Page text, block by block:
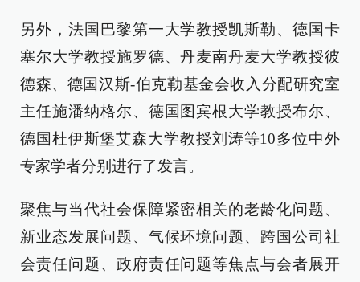
另外，法国巴黎第一大学教授凯斯勒、德国卡
塞尔大学教授施罗德、丹麦南丹麦大学教授彼
德森、德国汉斯-伯克勒基金会收入分配研究室
主任施潘纳格尔、德国图宾根大学教授布尔、
德国杜伊斯堡艾森大学教授刘涛等10多位中外
专家学者分别进行了发言。
聚焦与当代社会保障紧密相关的老龄化问题、
新业态发展问题、气候环境问题、跨国公司社
会责任问题、政府责任问题等焦点与会者展开